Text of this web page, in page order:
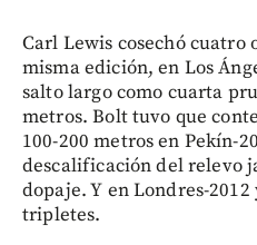
Carl Lewis cosechó cuatro
misma edición, en Los
salto largo como cuarta
metros. Bolt tuvo que
100-200 metros en Pekín-
descalificación del relevo
dopaje. Y en Londres-
tripletes.